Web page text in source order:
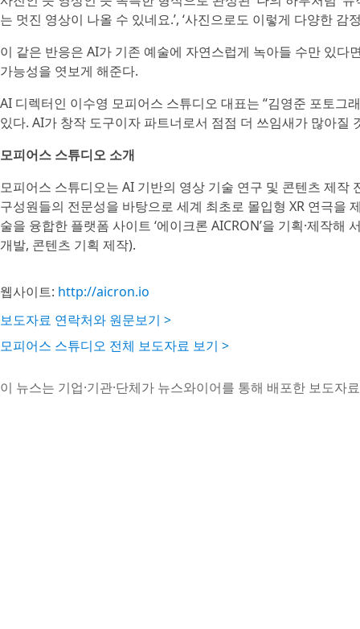
는 멋진 영상이 나올 수 있네요.’, ‘사진으로도 이렇게 다양한
이 같은 반응은 AI가 기존 예술에 자연스럽게 녹아들 수만 있
가능성을 엿보게 해준다.
AI 디렉터인 이수영 모피어스 스튜디오 대표는 “김영준 포토
있다. AI가 창작 도구이자 파트너로서 점점 더 쓰임새가 많아질
모피어스 스튜디오 소개
모피어스 스튜디오는 AI 기반의 영상 기술 연구 및 콘텐츠 제작
구성원들의 전문성을 바탕으로 세계 최초로 몰입형 XR 연극을
술을 융합한 플랫폼 사이트 ‘에이크론 AICRON’을 기획·제작
개발, 콘텐츠 기획 제작).
웹사이트: http://aicron.io
보도자료 연락처와 원문보기 >
모피어스 스튜디오 전체 보도자료 보기 >
이 뉴스는 기업·기관·단체가 뉴스와이어를 통해 배포한 보도자